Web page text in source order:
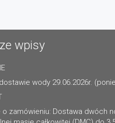
wpisy
wody 29.06.2026r.
o zamówieniu: Dostawa dwóch